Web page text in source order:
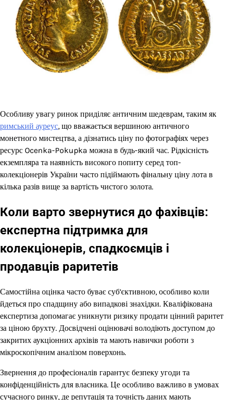
Особливу увагу ринок приділяє античним шедеврам, таким як
римський ауреус, що вважається вершиною античного
монетного мистецтва, а дізнатись ціну по фотографіях через
ресурс Ocenka-Pokupka можна в будь-який час. Рідкісність
екземпляра та наявність високого попиту серед топ-
колекціонерів України часто підіймають фінальну ціну лота в
кілька разів вище за вартість чистого золота.
Коли варто звернутися до фахівців:
експертна підтримка для
колекціонерів, спадкоємців і
продавців раритетів
Самостійна оцінка часто буває суб’єктивною, особливо коли
йдеться про спадщину або випадкові знахідки. Кваліфікована
експертиза допомагає уникнути ризику продати цінний раритет
за ціною брухту. Досвідчені оцінювачі володіють доступом до
закритих аукціонних архівів та мають навички роботи з
мікроскопічним аналізом поверхонь.
Звернення до професіоналів гарантує безпеку угоди та
конфіденційність для власника. Це особливо важливо в умовах
сучасного ринку, де репутація та точність даних мають